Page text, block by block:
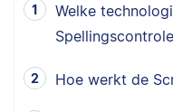
Welke
Hoe werkt de